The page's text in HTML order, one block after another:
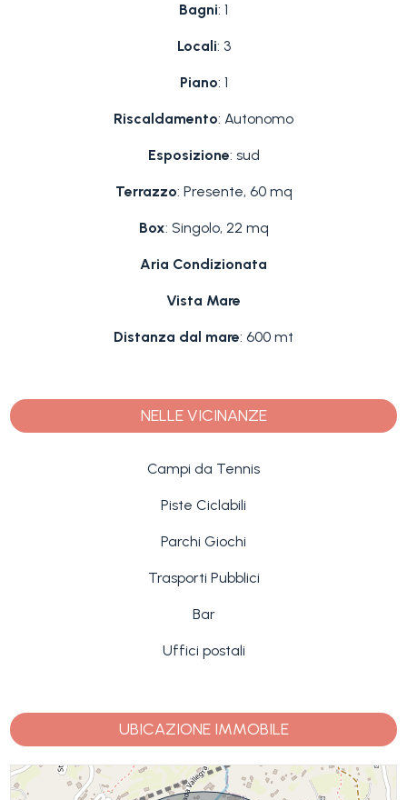
Bagni: 1
Locali: 3
Piano: 1
Riscaldamento: Autonomo
Esposizione: sud
Terrazzo: Presente, 60 mq
Box: Singolo, 22 mq
Aria Condizionata
Vista Mare
Distanza dal mare: 600 mt
NELLE VICINANZE
Campi da Tennis
Piste Ciclabili
Parchi Giochi
Trasporti Pubblici
Bar
Uffici postali
UBICAZIONE IMMOBILE